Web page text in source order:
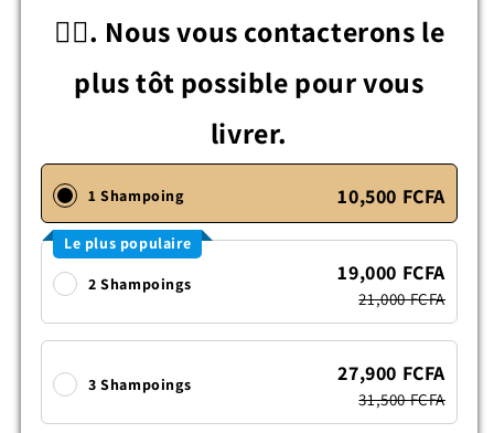
👇🏾. Nous vous contacterons le
plus tôt possible pour vous
livrer.
1 Shampoing 10,500 FCFA
Le plus populaire
2 Shampoings 19,000 FCFA
21,000 FCFA
3 Shampoings 27,900 FCFA
31,500 FCFA